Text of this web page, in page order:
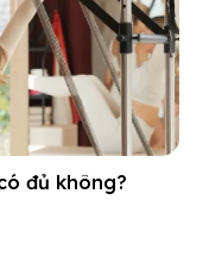
đủ không?